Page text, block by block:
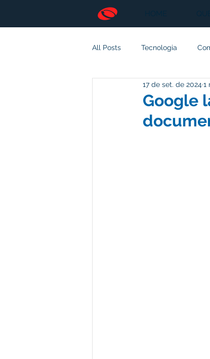
All Posts Tecnologia
Empreendedorismo
Mundo
Google
17 de set. de 20241